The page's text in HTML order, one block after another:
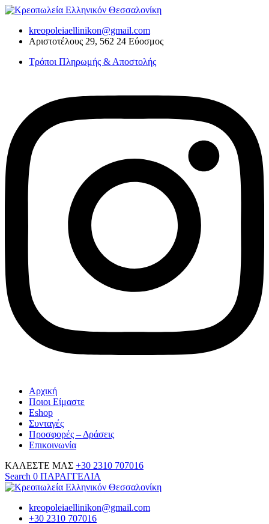
Skip
contentkreopoleiaellinikon@gmail.com
Αριστοτέλους 29, 562 24 Εύοσμος
Τρόποι Πληρωμής & Αποστολής
Αρχική
Ποιοι Είμαστε
Eshop
Συνταγές
Προσφορές – Δράσεις
Επικοινωνία
ΚΑΛΕΣΤΕ ΜΑΣ +30 2310 707016
Search 0 ΠΑΡΑΓΓΕΛΙΑ
kreopoleiaellinikon@gmail.com
+30 2310 707016